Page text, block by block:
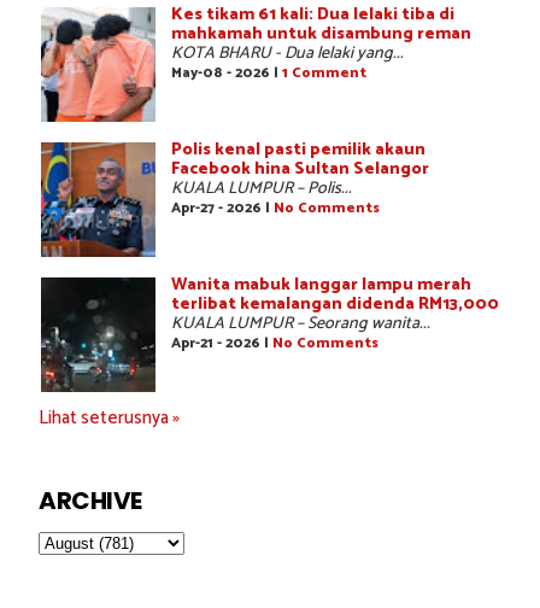
Kes tikam 61 kali: Dua lelaki tiba di
mahkamah untuk disambung reman
KOTA BHARU - Dua lelaki yang...
May-08 - 2026 | 1 Comment
Polis kenal pasti pemilik akaun
Facebook hina Sultan Selangor
KUALA LUMPUR – Polis...
Apr-27 - 2026 | No Comments
Wanita mabuk langgar lampu merah
terlibat kemalangan didenda RM13,000
KUALA LUMPUR – Seorang wanita...
Apr-21 - 2026 | No Comments
Lihat seterusnya »
ARCHIVE